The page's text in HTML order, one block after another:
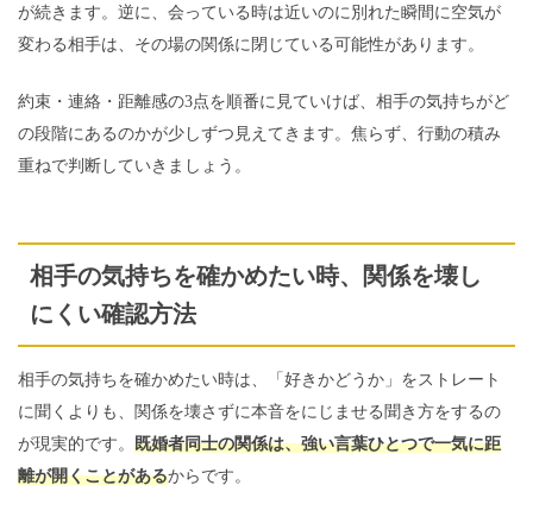
が続きます。逆に、会っている時は近いのに別れた瞬間に空気が
変わる相手は、その場の関係に閉じている可能性があります。
約束・連絡・距離感の3点を順番に見ていけば、相手の気持ちがど
の段階にあるのかが少しずつ見えてきます。焦らず、行動の積み
重ねで判断していきましょう。
相手の気持ちを確かめたい時、関係を壊し
にくい確認方法
相手の気持ちを確かめたい時は、「好きかどうか」をストレート
に聞くよりも、関係を壊さずに本音をにじませる聞き方をするの
が現実的です。 既婚者同士の関係は、強い言葉ひとつで一気に距
離が開くことがあるからです。